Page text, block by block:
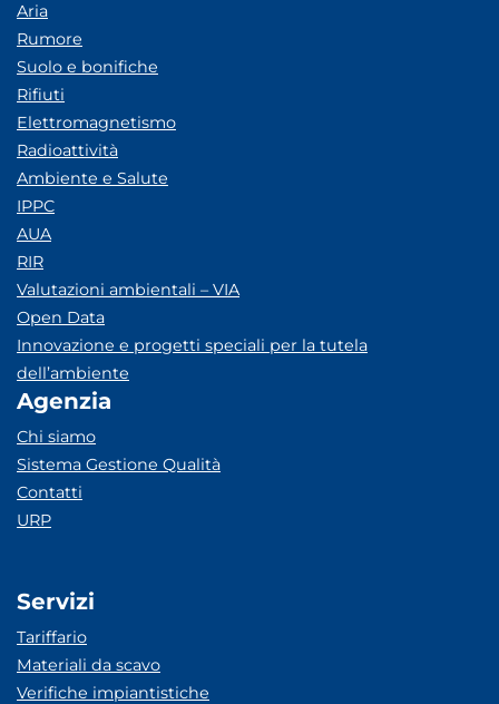
Aria
Rumore
Suolo e bonifiche
Rifiuti
Elettromagnetismo
Radioattività
Ambiente e Salute
IPPC
AUA
RIR
Valutazioni ambientali – VIA
Open Data
Innovazione e progetti speciali per la tutela
dell’ambiente
Agenzia
Chi siamo
Sistema Gestione Qualità
Contatti
URP
Servizi
Tariffario
Materiali da scavo
Verifiche impiantistiche